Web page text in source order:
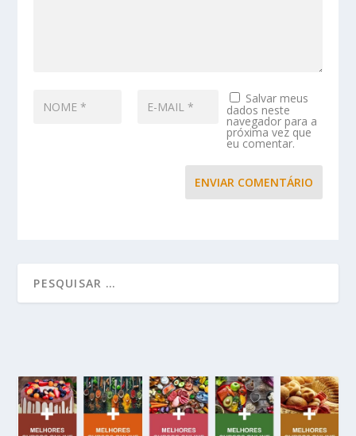
Salvar meus
dados neste
navegador para a
próxima vez que
eu comentar.
ENVIAR COMENTÁRIO